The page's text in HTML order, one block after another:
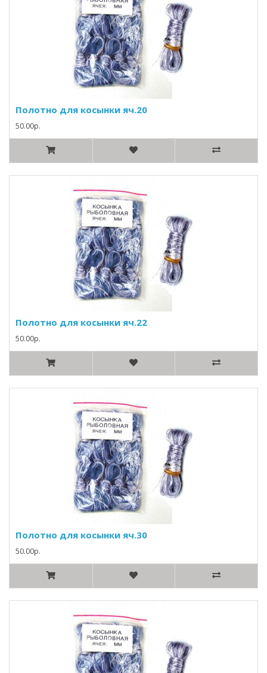
Полотно для косынки яч.20
50.00р.
Полотно для косынки яч.22
50.00р.
Полотно для косынки яч.30
50.00р.